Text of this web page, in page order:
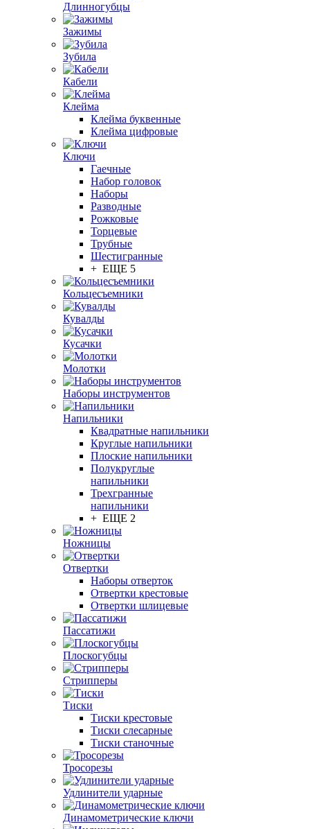
Длинногубцы
Зажимы
Зубила
Кабели
Клейма
Клейма буквенные
Клейма цифровые
Ключи
Гаечные
Набор головок
Наборы
Разводные
Рожковые
Торцевые
Трубные
Шестигранные
+ ЕЩЕ 5
Кольцесъемники
Кувалды
Кусачки
Молотки
Наборы инструментов
Напильники
Квадратные напильники
Круглые напильники
Плоские напильники
Полукруглые
напильники
Трехгранные
напильники
+ ЕЩЕ 2
Ножницы
Отвертки
Наборы отверток
Отвертки крестовые
Отвертки шлицевые
Пассатижи
Плоскогубцы
Стрипперы
Тиски
Тиски крестовые
Тиски слесарные
Тиски станочные
Тросорезы
Удлинители ударные
Динамометрические ключи